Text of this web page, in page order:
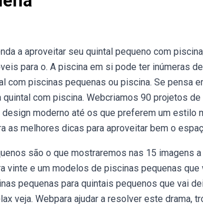
a aproveitar seu quintal pequeno com
para o. A piscina em si pode ter inúmeras
piscinas pequenas ou piscina. Se pensa
com piscina. Webcriamos 90 projetos
moderno até os que preferem um estilo
as melhores dicas para aproveitar bem o
são o que mostraremos nas 15 imagens a
vinte e um modelos de piscinas pequenas
pequenas para quintais pequenos que vai
veja. Webpara ajudar a resolver este drama,